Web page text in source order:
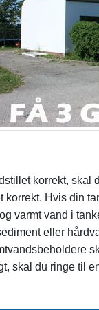
korrekt, skal
Hvis din
varmt vand i
eller
skal du ringe til